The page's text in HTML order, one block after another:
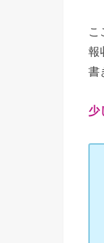
こ
報
書
少